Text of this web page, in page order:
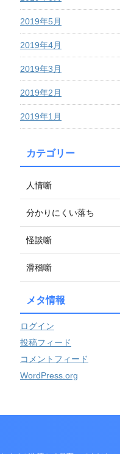
2019年5月
2019年4月
2019年3月
2019年2月
2019年1月
カテゴリー
人情噺
分かりにくい落ち
怪談噺
滑稽噺
メタ情報
ログイン
投稿フィード
コメントフィード
WordPress.org